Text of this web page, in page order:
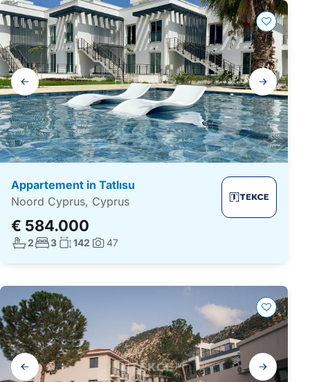
Galerij
navigatie
Appartement in Tatlısu
Noord Cyprus, Cyprus
€ 584.000
Aantal badkamers:
2Aantal slaapkamers:
3Woonoppervlakte:
142 Foto's:
47
Galerij
navigatie